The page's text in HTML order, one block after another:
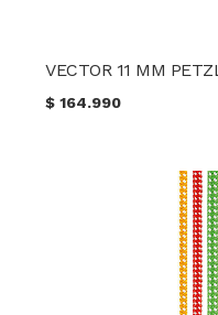
VECTOR 11 MM
$164.990